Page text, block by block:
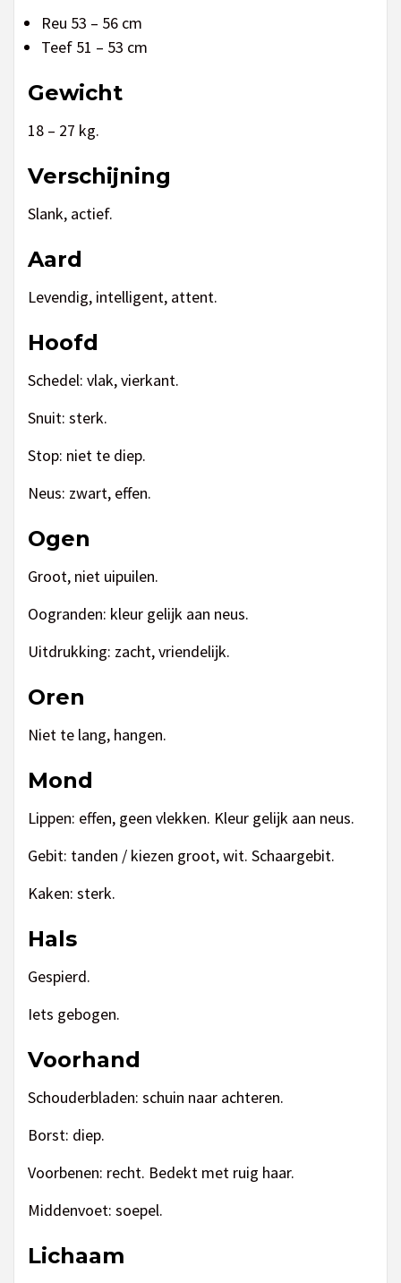
Reu 53 – 56 cm
Teef 51 – 53 cm
Gewicht
18 – 27 kg.
Verschijning
Slank, actief.
Aard
Levendig, intelligent, attent.
Hoofd
Schedel: vlak, vierkant.
Snuit: sterk.
Stop: niet te diep.
Neus: zwart, effen.
Ogen
Groot, niet uipuilen.
Oogranden: kleur gelijk aan neus.
Uitdrukking: zacht, vriendelijk.
Oren
Niet te lang, hangen.
Mond
Lippen: effen, geen vlekken. Kleur gelijk aan neus.
Gebit: tanden / kiezen groot, wit. Schaargebit.
Kaken: sterk.
Hals
Gespierd.
Iets gebogen.
Voorhand
Schouderbladen: schuin naar achteren.
Borst: diep.
Voorbenen: recht. Bedekt met ruig haar.
Middenvoet: soepel.
Lichaam